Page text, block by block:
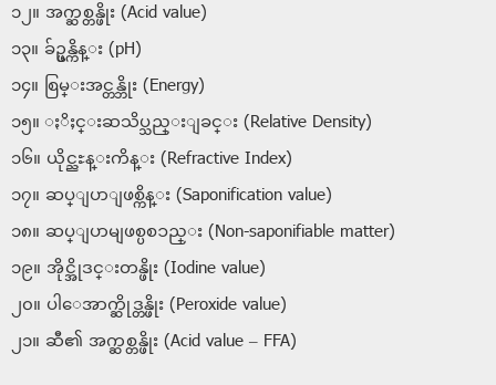
၁၂။ အက္ဆစ္တန္ဖိုး (Acid value)
၁၃။ ခ်ဥ္ဖန္ကိန္း (pH)
၁၄။ စြမ္းအင္တန္ဘိုး (Energy)
၁၅။ ႏိႈင္းဆသိပ္သည္းျခင္း (Relative Density)
၁၆။ ယိုင္ညႊန္းကိန္း (Refractive Index)
၁၇။ ဆပ္ျပာျဖစ္ကိန္း (Saponification value)
၁၈။ ဆပ္ျပာမျဖစ္ပစၥည္း (Non-saponifiable matter)
၁၉။ အိုင္အိုဒင္းတန္ဖိုး (Iodine value)
၂၀။ ပါေအာက္ဆိုဒ္တန္ဖိုး (Peroxide value)
၂၁။ ဆီ၏ အက္ဆစ္တန္ဖိုး (Acid value – FFA)